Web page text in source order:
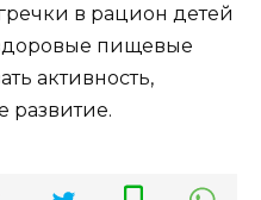
в рацион детей
пищевые
активность,
развитие.